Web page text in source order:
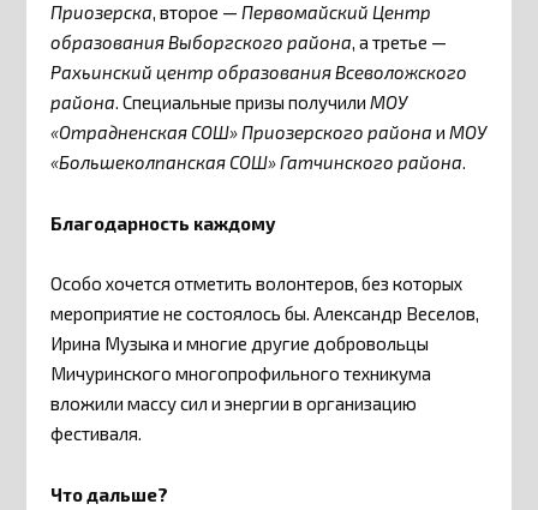
Приозерска, второе —Первомайский Центр
образования Выборгского района, а третье —
Рахьинский центр образования Всеволожского
района. Специальные призы получилиМОУ
«Отрадненская СОШ» Приозерского района иМОУ
«Большеколпанская СОШ» Гатчинского района.
Благодарность каждому
Особо хочется отметить волонтеров, без которых
мероприятие не состоялось бы. Александр Веселов,
Ирина Музыка и многие другие добровольцы
Мичуринского многопрофильного техникума
вложили массу сил и энергии в организацию
фестиваля.
Что дальше?